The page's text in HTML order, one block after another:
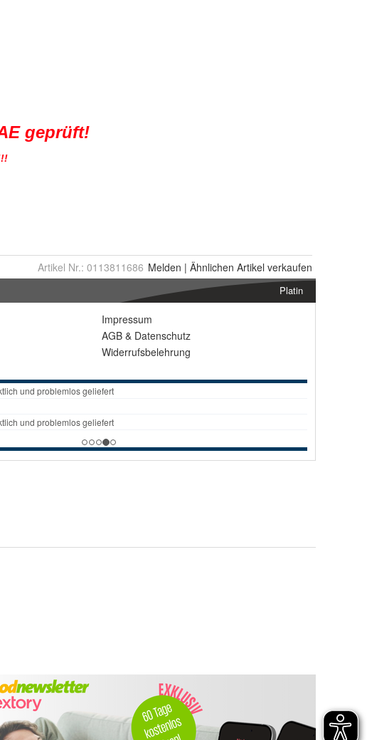
Artikel Nr.: 0113811686 Melden | Ähnlichen Artikel verkaufen
Platin
Impressum
AGB & Datenschutz
Widerrufsbelehrung